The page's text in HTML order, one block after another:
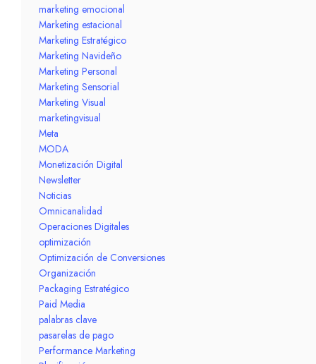
marketing emocional
Marketing estacional
Marketing Estratégico
Marketing Navideño
Marketing Personal
Marketing Sensorial
Marketing Visual
marketingvisual
Meta
MODA
Monetización Digital
Newsletter
Noticias
Omnicanalidad
Operaciones Digitales
optimización
Optimización de Conversiones
Organización
Packaging Estratégico
Paid Media
palabras clave
pasarelas de pago
Performance Marketing